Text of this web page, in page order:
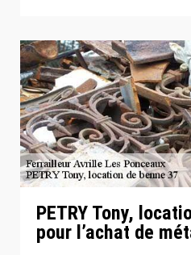
PETRY Tony,
pour l’achat de